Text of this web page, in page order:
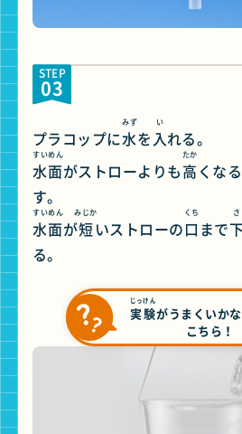
STEP
03
プラコップに水
みず
を入
い
れる。
水面
すいめん
がストローよりも高
たか
くなる
す。
水面
すいめん
が短
みじか
いストローの口
くち
まで下
さ
る。
実験
じっけん
がうまくいか
こちら！